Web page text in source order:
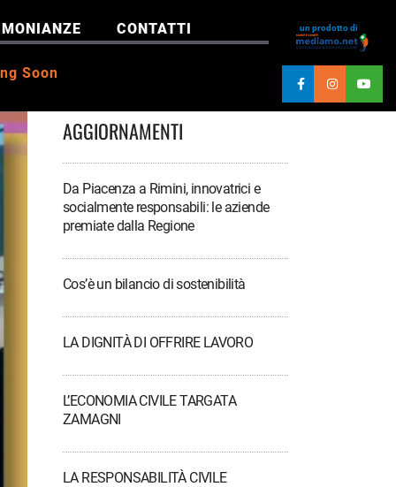
CONTATTI
Soon
un prodotto di
AGGIORNAMENTI
Da Piacenza a Rimini, innovatrici e
socialmente responsabili: le aziende
premiate dalla Regione
Cos’è un bilancio di sostenibilità
LA DIGNITÀ DI OFFRIRE LAVORO
L’ECONOMIA CIVILE TARGATA
ZAMAGNI
LA RESPONSABILITÀ CIVILE